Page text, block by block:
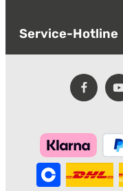
Service-Hotline